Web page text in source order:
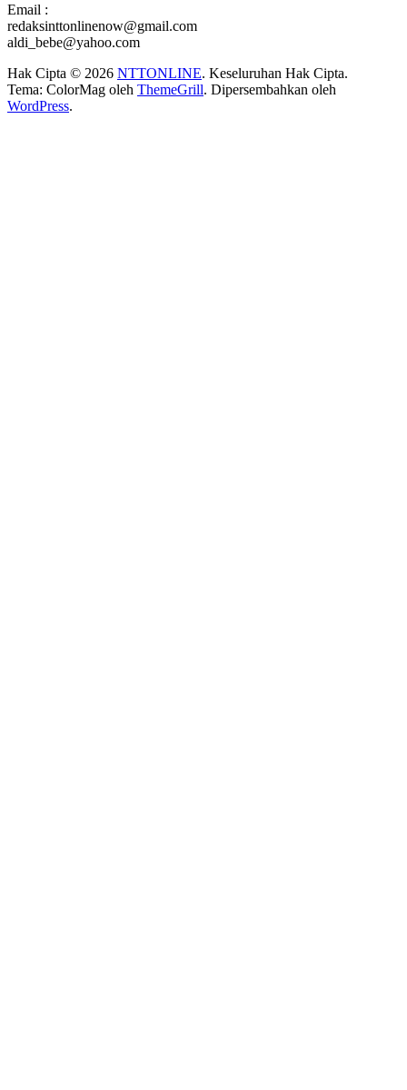
Email :
redaksinttonlinenow@gmail.com
aldi_bebe@yahoo.com
Hak Cipta © 2026 NTTONLINE. Keseluruhan Hak Cipta.
Tema: ColorMag oleh ThemeGrill. Dipersembahkan oleh
WordPress.